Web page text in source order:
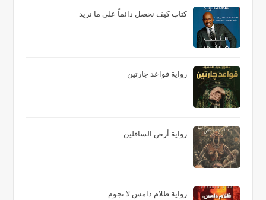
كتاب كيف نحصل دائماً على ما نريد
رواية قواعد جارتين
رواية أرض السافلين
رواية ظلام دامس لا نجوم